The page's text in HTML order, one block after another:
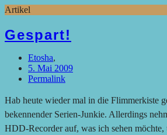
Artikel
Gespart!
Etosha,
5. Mai 2009
Permalink
Hab heute wieder mal in die Flimmerkiste
bekennender Serien-Junkie. Allerdings
HDD-Recorder auf, was ich sehen möchte,